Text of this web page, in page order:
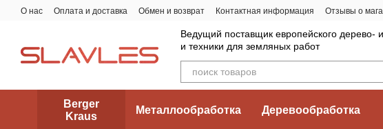
Перейти к основному контенту
О нас Оплата и доставка Обмен и возврат Контактная информация Отзывы о
Ведущий поставщик европейского
и техники для земляных работ
Berger
Kraus
Металлообработка Деревообработка